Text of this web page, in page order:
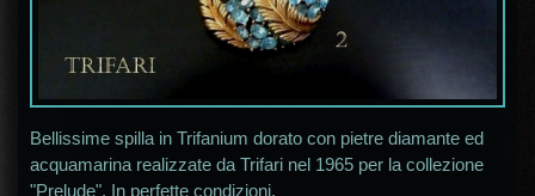
Bellissime spilla in Trifanium dorato con pietre diamante ed
acquamarina realizzate da Trifari nel 1965 per la collezione
"Prelude". In perfette condizioni.